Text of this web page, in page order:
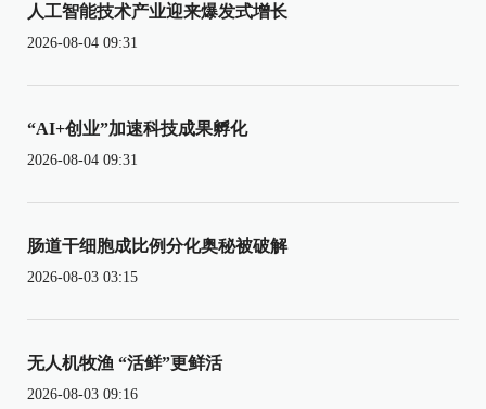
人工智能技术产业迎来爆发式增长
2026-08-04 09:31
“AI+创业”加速科技成果孵化
2026-08-04 09:31
肠道干细胞成比例分化奥秘被破解
2026-08-03 03:15
无人机牧渔 “活鲜”更鲜活
2026-08-03 09:16